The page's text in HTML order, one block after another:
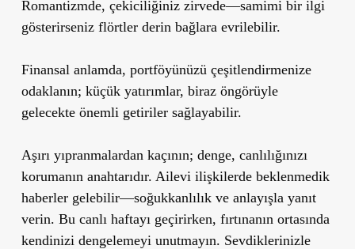
Romantizmde, çekiciliğiniz zirvede—samimi bir ilgi
gösterirseniz flörtler derin bağlara evrilebilir.
Finansal anlamda, portföyünüzü çeşitlendirmenize
odaklanın; küçük yatırımlar, biraz öngörüyle
gelecekte önemli getiriler sağlayabilir.
Aşırı yıpranmalardan kaçının; denge, canlılığınızı
korumanın anahtarıdır. Ailevi ilişkilerde beklenmedik
haberler gelebilir—soğukkanlılık ve anlayışla yanıt
verin. Bu canlı haftayı geçirirken, fırtınanın ortasında
kendinizi dengelemeyi unutmayın. Sevdiklerinizle